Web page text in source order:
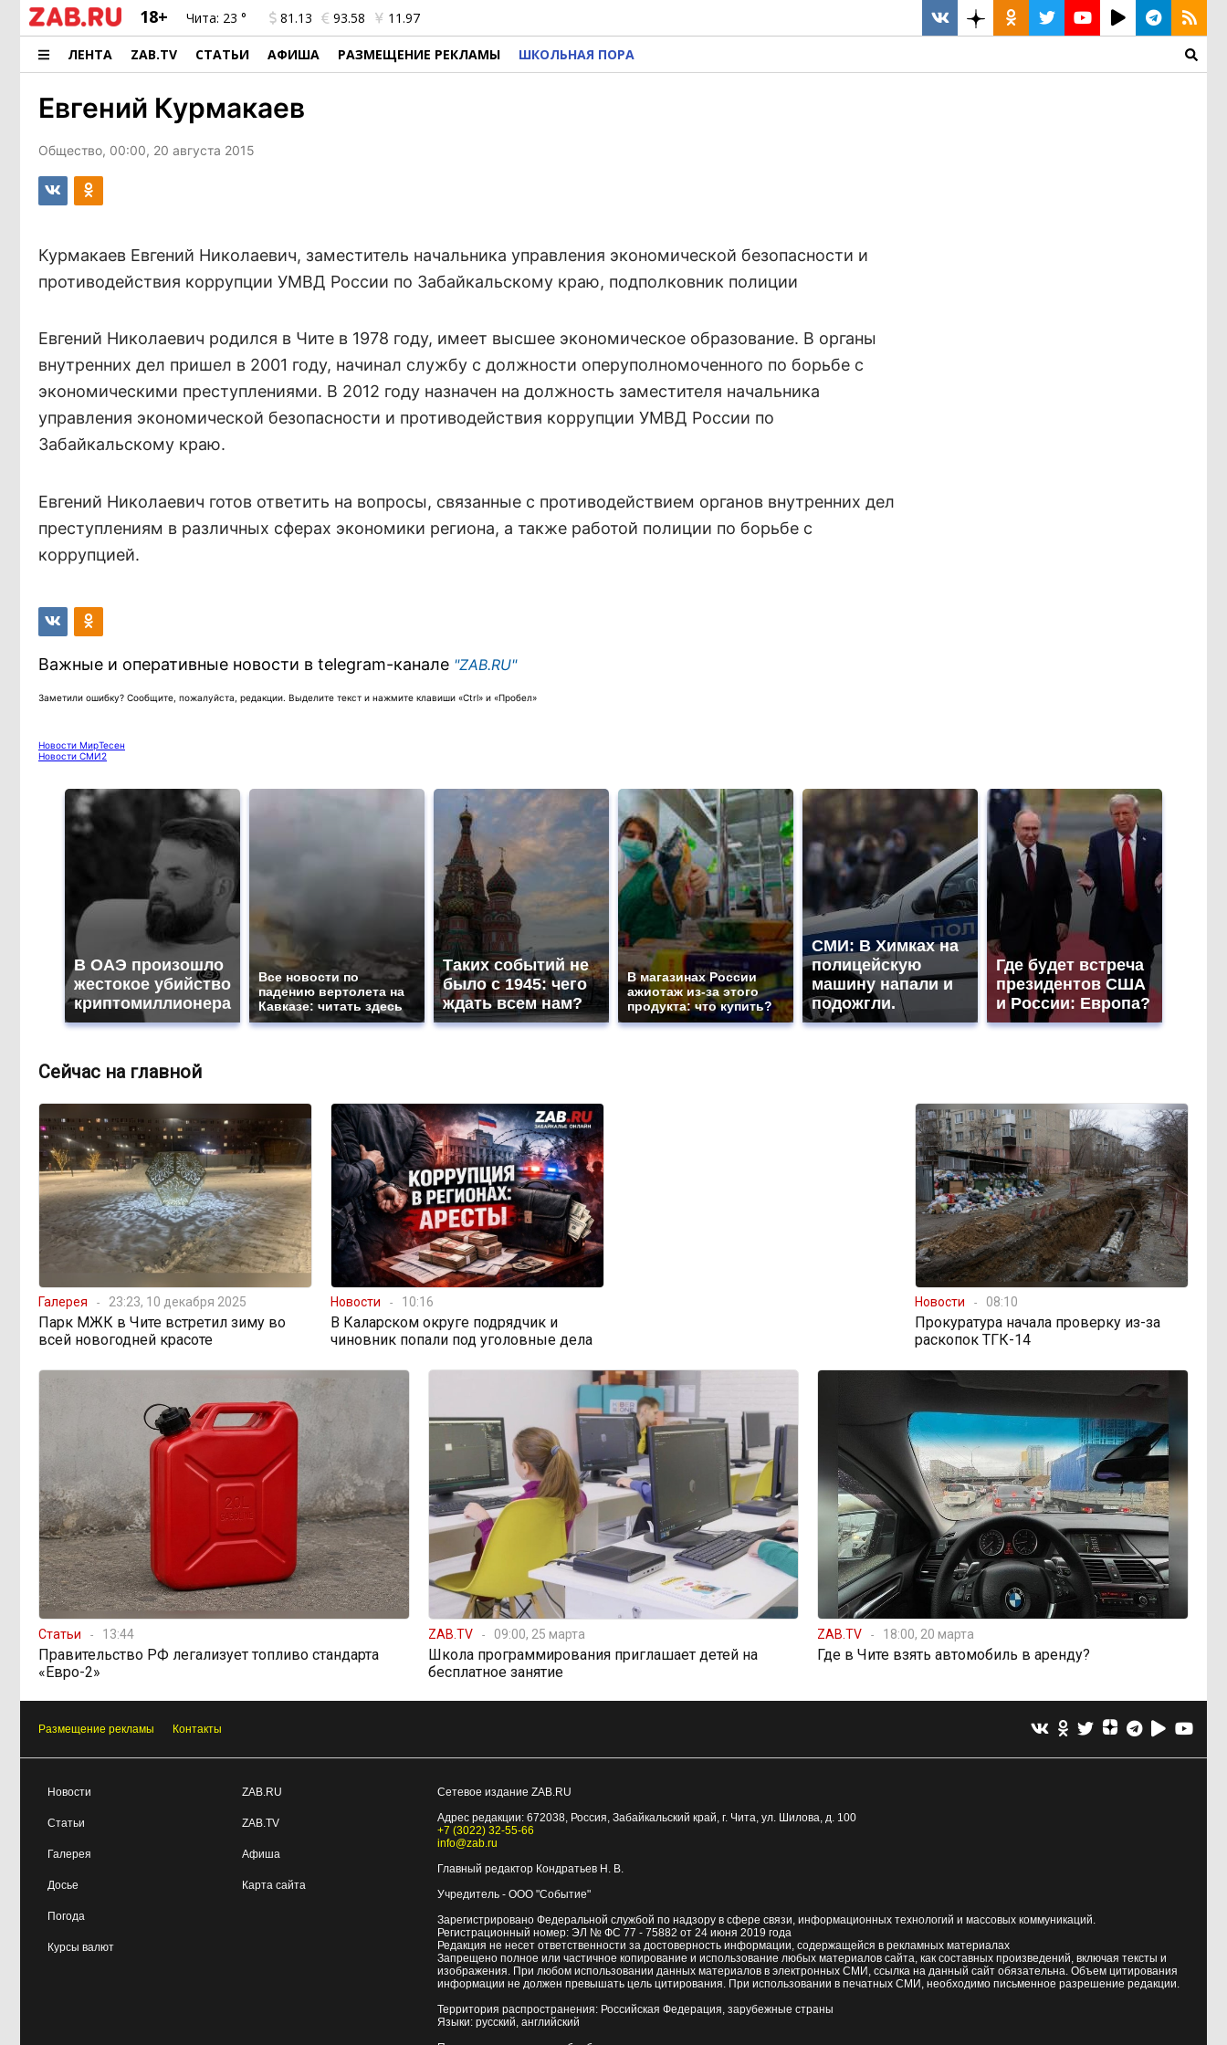
18+ Чита: 23 ° 81.13 93.58 11.97
ЛЕНТА ZAB.TV СТАТЬИ АФИША РАЗМЕЩЕНИЕ РЕКЛАМЫ ШКОЛЬНАЯ ПОРА
Евгений Курмакаев
Общество, 00:00, 20 августа 2015
Курмакаев Евгений Николаевич, заместитель начальника управления экономической безопасности и
противодействия коррупции УМВД России по Забайкальскому краю, подполковник полиции
Евгений Николаевич родился в Чите в 1978 году, имеет высшее экономическое образование. В органы
внутренних дел пришел в 2001 году, начинал службу с должности оперуполномоченного по борьбе с
экономическими преступлениями. В 2012 году назначен на должность заместителя начальника
управления экономической безопасности и противодействия коррупции УМВД России по
Забайкальскому краю.
Евгений Николаевич готов ответить на вопросы, связанные с противодействием органов внутренних дел
преступлениям в различных сферах экономики региона, а также работой полиции по борьбе с
коррупцией.
Важные и оперативные новости в telegram-канале "ZAB.RU"
Заметили ошибку? Сообщите, пожалуйста, редакции. Выделите текст и нажмите клавиши «Ctrl» и «Пробел»
Новости МирТесен
Новости СМИ2
В ОАЭ произошло
жестокое убийство
криптомиллионера
Все новости по
падению вертолета на
Кавказе: читать здесь
Таких событий не
было с 1945: чего
ждать всем нам?
В магазинах России
ажиотаж из-за этого
продукта: что купить?
СМИ: В Химках на
полицейскую
машину напали и
подожгли.
Где будет встреча
президентов США
и России: Европа?
Сейчас на главной
Галерея 23:23, 10 декабря 2025
Парк МЖК в Чите встретил зиму во
всей новогодней красоте
Новости 10:16
В Каларском округе подрядчик и
чиновник попали под уголовные дела
Новости 08:10
Прокуратура начала проверку из-за
раскопок ТГК-14
Статьи 13:44
Правительство РФ легализует топливо стандарта
«Евро-2»
ZAB.TV 09:00, 25 марта
Школа программирования приглашает детей на
бесплатное занятие
ZAB.TV 18:00, 20 марта
Где в Чите взять автомобиль в аренду?
Размещение рекламы Контакты
Новости
Статьи
Галерея
Досье
Погода
Курсы валют
ZAB.RU
ZAB.TV
Афиша
Карта сайта
Сетевое издание ZAB.RU
Адрес редакции: 672038, Россия, Забайкальский край, г. Чита, ул. Шилова, д. 100
+7 (3022) 32-55-66
info@zab.ru
Главный редактор Кондратьев Н. В.
Учредитель - ООО "Событие"
Зарегистрировано Федеральной службой по надзору в сфере связи, информационных технологий и массовых коммуникаций.
Регистрационный номер: ЭЛ № ФС 77 - 75882 от 24 июня 2019 года
Редакция не несет ответственности за достоверность информации, содержащейся в рекламных материалах
Запрещено полное или частичное копирование и использование любых материалов сайта, как составных произведений, включая тексты и
изображения. При любом использовании данных материалов в электронных СМИ, ссылка на данный сайт обязательна. Объем цитирования
информации не должен превышать цель цитирования. При использовании в печатных СМИ, необходимо письменное разрешение редакции.
Территория распространения: Российская Федерация, зарубежные страны
Языки: русский, английский